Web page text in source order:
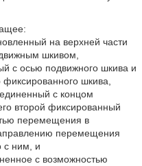
на верхней части
шкивом,
с осью подвижного шкива и
шкива,
с концом
второй фиксированный
перемещения в
перемещения
с ним, и
с возможностью